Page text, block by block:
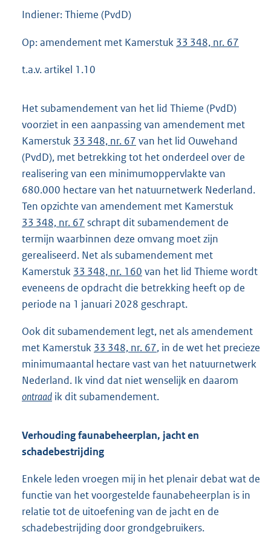
Indiener: Thieme (PvdD)
Op: amendement met Kamerstuk 33 348, nr. 67
t.a.v. artikel 1.10
Het subamendement van het lid Thieme (PvdD)
voorziet in een aanpassing van amendement met
Kamerstuk 33 348, nr. 67 van het lid Ouwehand
(PvdD), met betrekking tot het onderdeel over de
realisering van een minimumoppervlakte van
680.000 hectare van het natuurnetwerk Nederland.
Ten opzichte van amendement met Kamerstuk
33 348, nr. 67 schrapt dit subamendement de
termijn waarbinnen deze omvang moet zijn
gerealiseerd. Net als subamendement met
Kamerstuk 33 348, nr. 160 van het lid Thieme wordt
eveneens de opdracht die betrekking heeft op de
periode na 1 januari 2028 geschrapt.
Ook dit subamendement legt, net als amendement
met Kamerstuk 33 348, nr. 67, in de wet het precieze
minimumaantal hectare vast van het natuurnetwerk
Nederland. Ik vind dat niet wenselijk en daarom
ontraad ik dit subamendement.
Verhouding faunabeheerplan, jacht en
schadebestrijding
Enkele leden vroegen mij in het plenair debat wat de
functie van het voorgestelde faunabeheerplan is in
relatie tot de uitoefening van de jacht en de
schadebestrijding door grondgebruikers.